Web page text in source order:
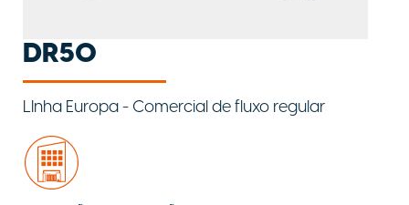
DR50
LInha Europa - Comercial de fluxo regular